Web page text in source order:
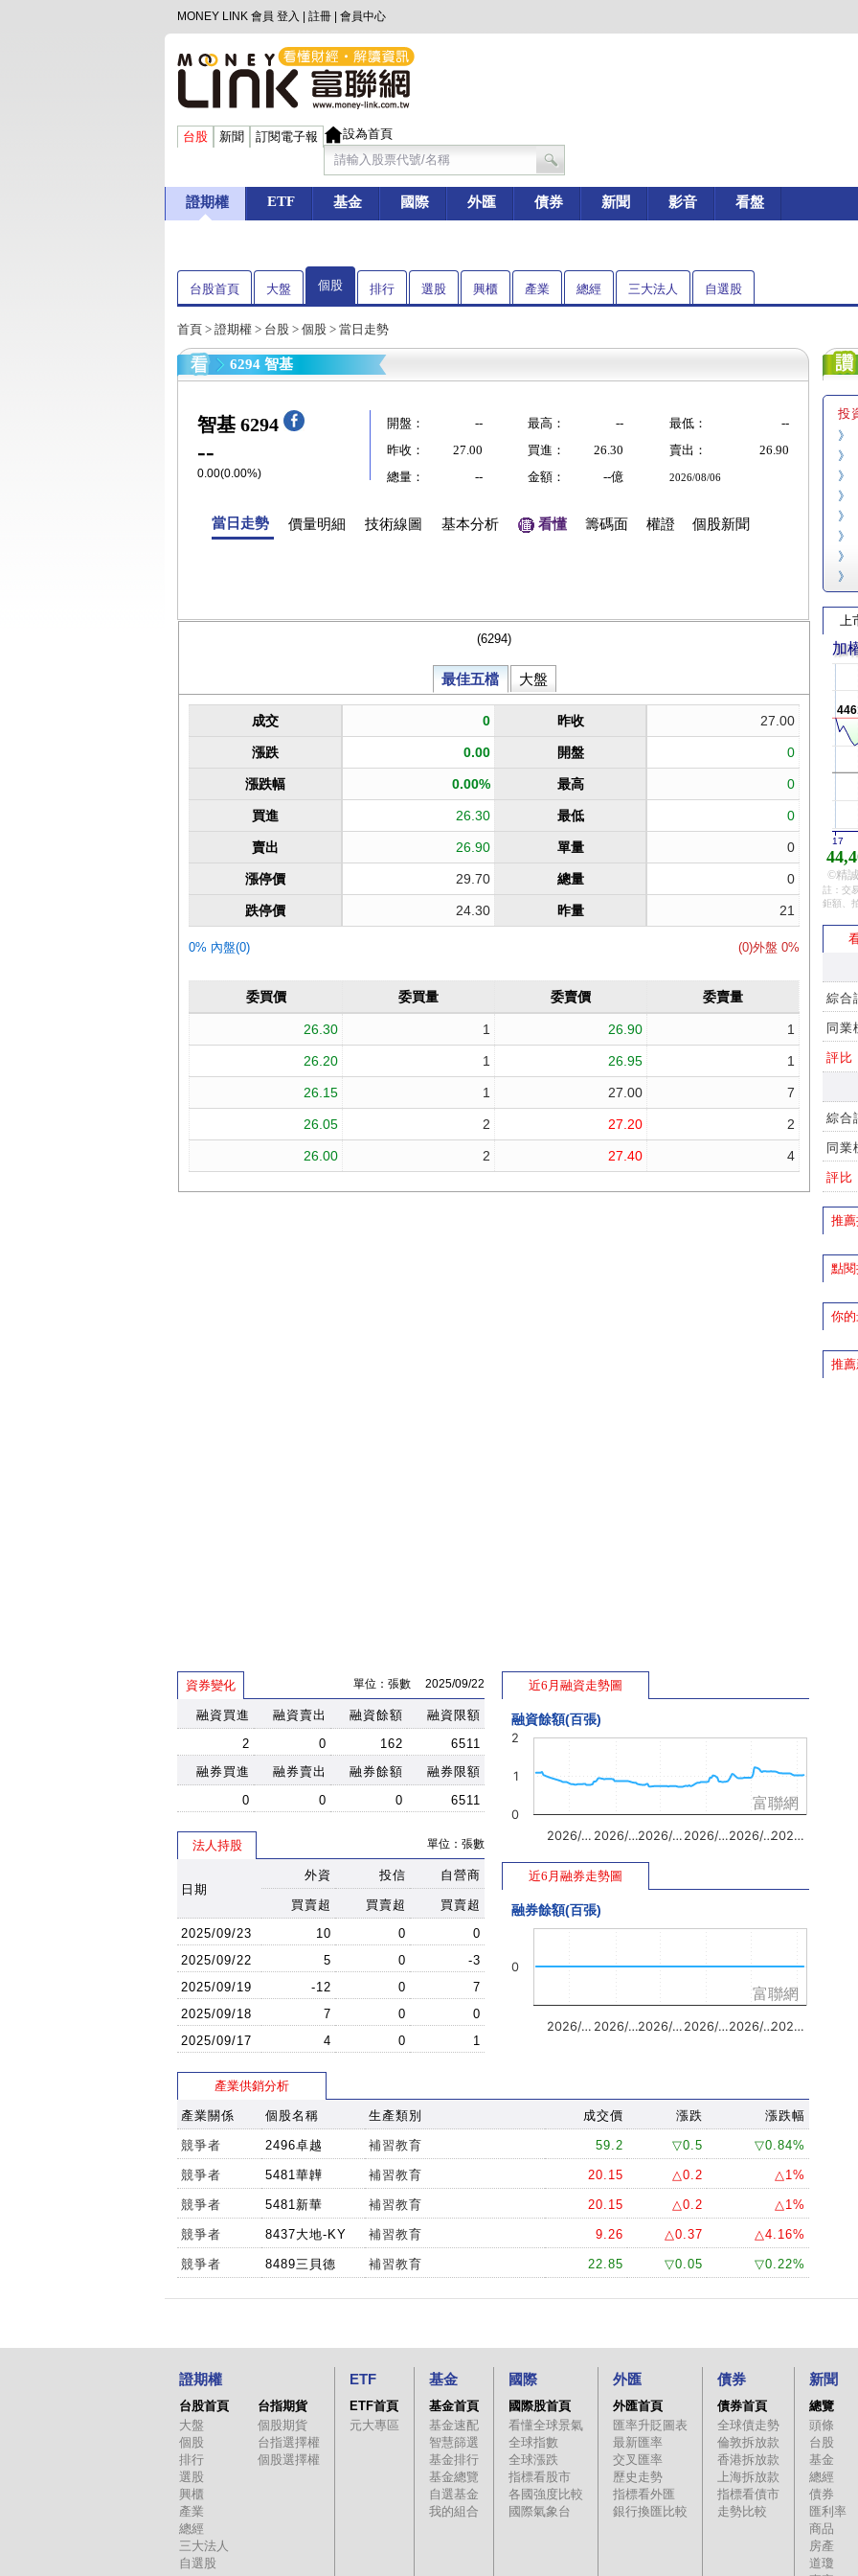
MONEY LINK 會員 登入 註冊 會員中心
台股 新聞 訂閱電子報 設為首頁
證期權 ETF 基金 國際 外匯 債券 新聞 影音 看盤
台股首頁 大盤 個股 排行 選股 興櫃 產業 總經 三大法人 自選股
首頁 > 證期權 > 台股 > 個股 > 當日走勢
6294 智基
智基 6294
--
0.00(0.00%)
開盤： -- 最高： -- 最低：
--
昨收：
27.00 買進： 26.30 賣出：
26.90
總量：
-- 金額： --億 2026/08/06
當日走勢 價量明細 技術線圖 基本分析 看懂 籌碼面 權證 個股新聞
資券變化 單位：張數 2025/09/22
融資買進 融資賣出 融資餘額
融資限額
2
0 162
6511
融券買進
融券賣出 融券餘額
融券限額
0
0 0 6511
法人持股 單位：張數
日期
外資 投信 自營商
買賣超 買賣超
買賣超
2025/09/23
10 0
0
2025/09/22
5 0
-3
2025/09/19
-12 0
7
2025/09/18
7 0
0
2025/09/17
4 0 1
近6月融資走勢圖
融資餘額(百張)
2026/… 2026/…2026/… 2026/…2026/…202…
0
1
2
富聯網
近6月融券走勢圖
融券餘額(百張)
2026/… 2026/…2026/… 2026/…2026/…202…
0
富聯網
產業供銷分析
產業關係 個股名稱 生產類別 成交價 漲跌 漲跌幅
競爭者 2496卓越 補習教育 59.2 ▽0.5 ▽0.84%
競爭者 5481華韡 補習教育 20.15 △0.2 △1%
競爭者 5481新華 補習教育 20.15 △0.2 △1%
競爭者 8437大地-KY 補習教育 9.26 △0.37 △4.16%
競爭者 8489三貝德 補習教育 22.85 ▽0.05 ▽0.22%
投
》
》
》
》
》
》
》
》
上
加
17
©精
註：交
鉅額、
綜合
同業
評比
綜合
同業
評比
推
點
你
推
證期權
台股首頁
大盤
個股
排行
選股
興櫃
產業
總經
三大法人
自選股
台指期貨
個股期貨
台指選擇權
個股選擇權
ETF
ETF首頁
元大專區
基金
基金首頁
基金速配
智慧篩選
基金排行
基金總覽
自選基金
我的組合
國際
國際股首頁
看懂全球景氣
全球指數
全球漲跌
指標看股市
各國強度比較
國際氣象台
外匯
外匯首頁
匯率升貶圖表
最新匯率
交叉匯率
歷史走勢
指標看外匯
銀行換匯比較
債券
債券首頁
全球債走勢
倫敦拆放款
香港拆放款
上海拆放款
指標看債市
走勢比較
新聞
總覽
頭條
台股
基金
總經
債券
匯利率
商品
房產
道瓊